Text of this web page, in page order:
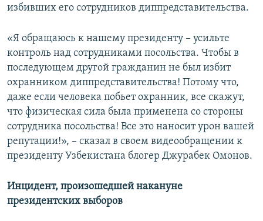
избивших его сотрудников диппредставительства.
«Я обращаюсь к нашему президенту – усильте
контроль над сотрудниками посольства. Чтобы в
последующем другой гражданин не был избит
охранником диппредставительства! Потому что,
даже если человека побьет охранник, все скажут,
что физическая сила была применена со стороны
сотрудника посольства! Все это наносит урон вашей
репутации!», – сказал в своем видеообращении к
президенту Узбекистана блогер Джурабек Омонов.
Инцидент, произошедшей накануне
президентских выборов